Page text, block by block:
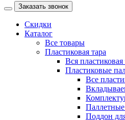
Заказать звонок
Скидки
Каталог
Все товары
Пластиковая тара
Вся пластиковая
Пластиковые
Все
Паллетные
Поддон